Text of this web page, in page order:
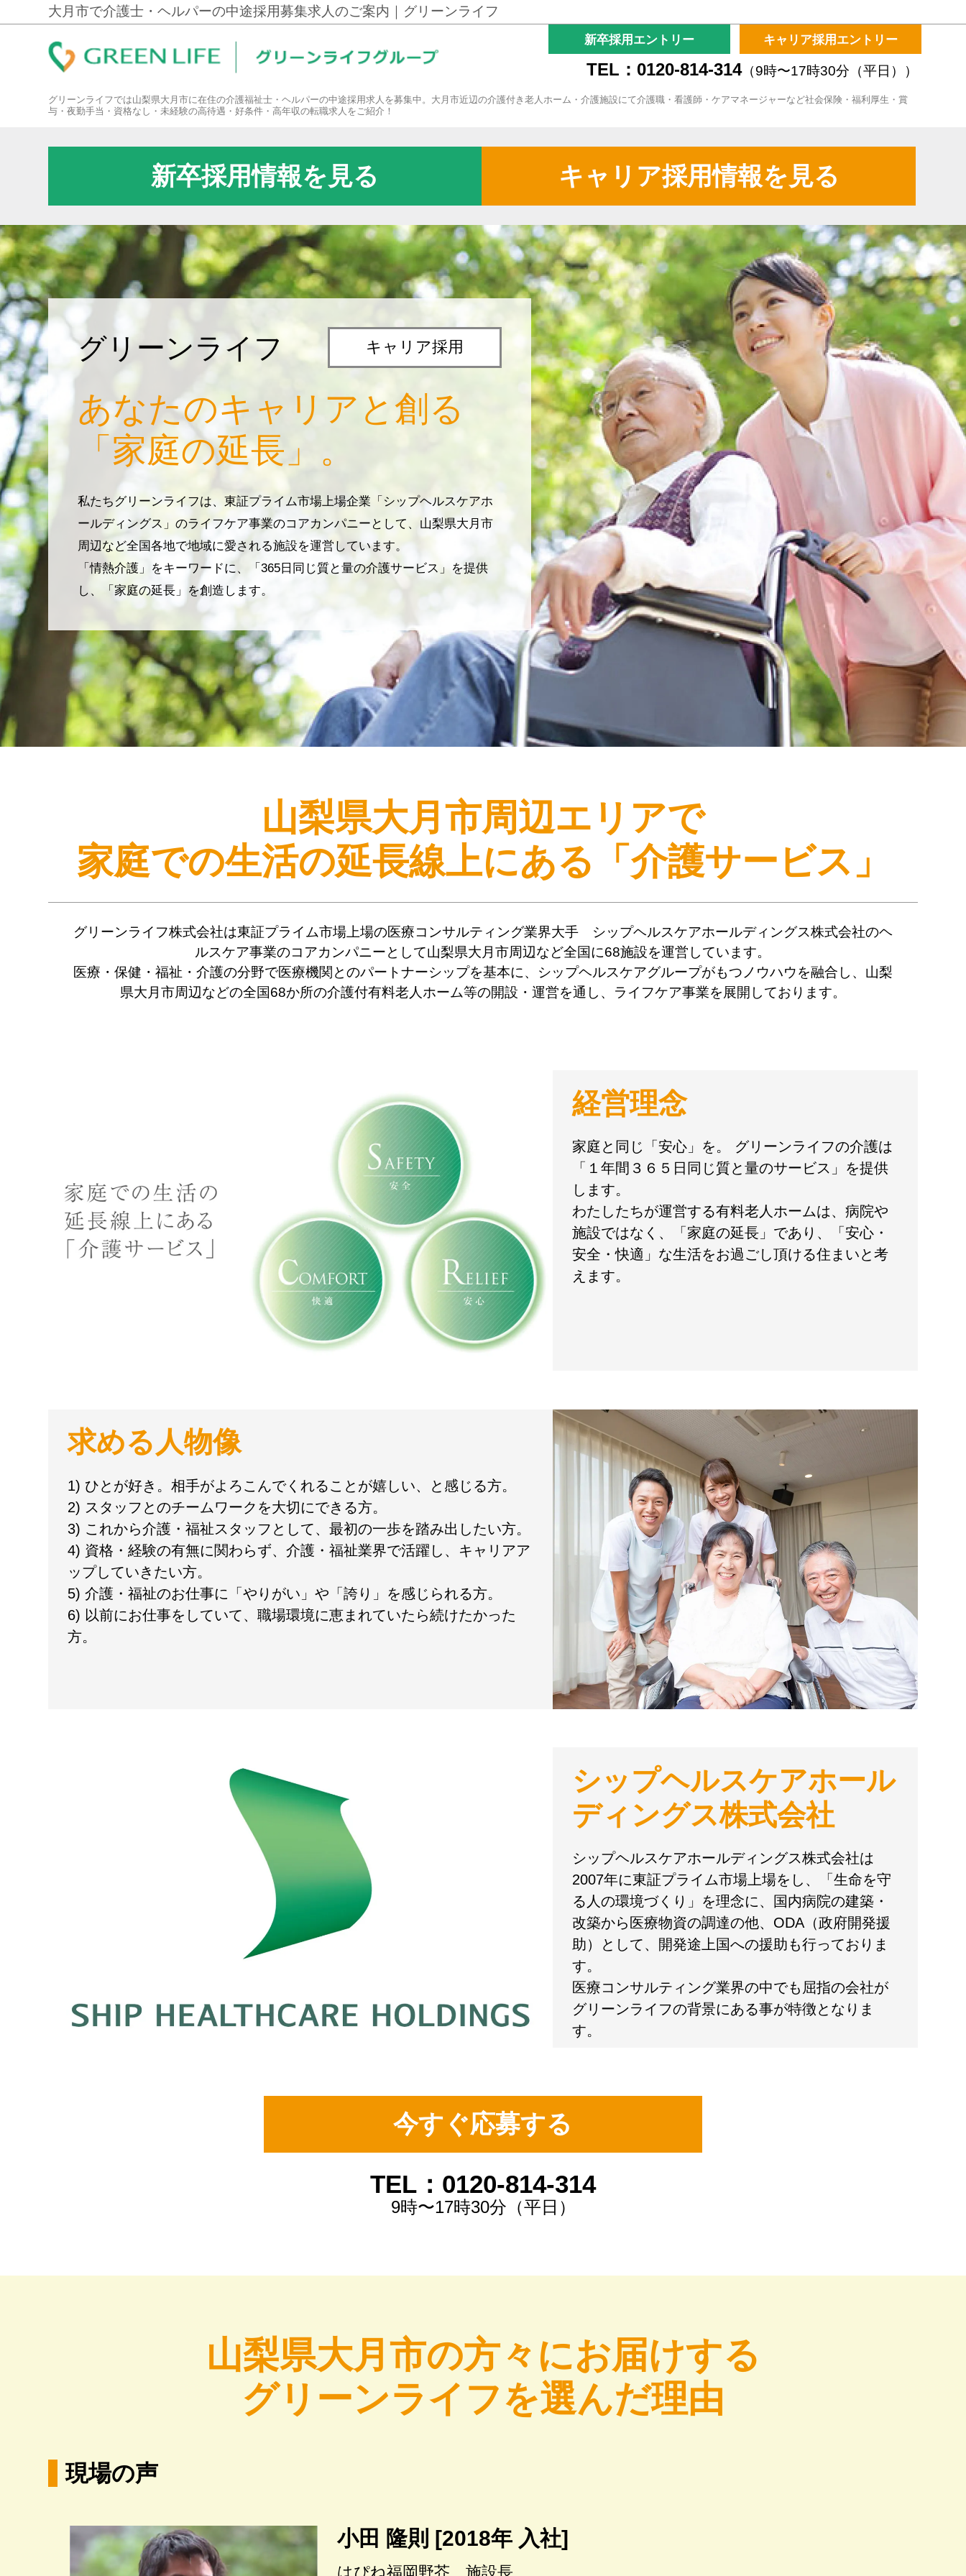
大月市で介護士・ヘルパーの中途採用募集求人のご案内｜グリーンライフ
新卒採用エントリー キャリア採用エントリー
TEL：0120-814-314（9時〜17時30分（平日））
グリーンライフでは山梨県大月市に在住の介護福祉士・ヘルパーの中途採用求人を募集中。大月市近辺の介護付き老人ホーム・介護施設にて介護職・看護師・ケアマネージャーなど社会保険・福利厚生・賞
与・夜勤手当・資格なし・未経験の高待遇・好条件・高年収の転職求人をご紹介！
新卒採用情報を見る キャリア採用情報を見る
グリーンライフ キャリア採用
あなたのキャリアと創る
「家庭の延長」。
私たちグリーンライフは、東証プライム市場上場企業「シップヘルスケアホ
ールディングス」のライフケア事業のコアカンパニーとして、山梨県大月市
周辺など全国各地で地域に愛される施設を運営しています。
「情熱介護」をキーワードに、「365日同じ質と量の介護サービス」を提供
し、「家庭の延長」を創造します。
山梨県大月市周辺エリアで
家庭での生活の延長線上にある 「介護サービス」
グリーンライフ株式会社は東証プライム市場上場の医療コンサルティング業界大手 シップヘルスケアホールディングス株式会社のヘ
ルスケア事業のコアカンパニーとして山梨県大月市周辺など全国に68施設を運営しています。
医療・保健・福祉・介護の分野で医療機関とのパートナーシップを基本に、シップヘルスケアグループがもつノウハウを融合し、山梨
県大月市周辺などの全国68か所の介護付有料老人ホーム等の開設・運営を通し、ライフケア事業を展開しております。
経営理念
家庭と同じ「安心」を。 グリーンライフの介護は
「１年間３６５日同じ質と量のサービス」を提供
します。
わたしたちが運営する有料老人ホームは、病院や
施設ではなく、「家庭の延長」であり、「安心・
安全・快適」な生活をお過ごし頂ける住まいと考
えます。
求める人物像
1) ひとが好き。相手がよろこんでくれることが嬉しい、と感じる方。
2) スタッフとのチームワークを大切にできる方。
3) これから介護・福祉スタッフとして、最初の一歩を踏み出したい方。
4) 資格・経験の有無に関わらず、介護・福祉業界で活躍し、キャリアア
ップしていきたい方。
5) 介護・福祉のお仕事に「やりがい」や「誇り」を感じられる方。
6) 以前にお仕事をしていて、職場環境に恵まれていたら続けたかった
方。
シップヘルスケアホール
ディングス株式会社
シップヘルスケアホールディングス株式会社は
2007年に東証プライム市場上場をし、「生命を守
る人の環境づくり」を理念に、国内病院の建築・
改築から医療物資の調達の他、ODA（政府開発援
助）として、開発途上国への援助も行っておりま
す。
医療コンサルティング業界の中でも屈指の会社が
グリーンライフの背景にある事が特徴となりま
す。
今すぐ応募する
TEL：0120-814-314
9時〜17時30分（平日）
山梨県大月市の方々にお届けする
グリーンライフを選んだ理由
現場の声
小田 隆則 [2018年 入社]
はぴね福岡野芥 施設長